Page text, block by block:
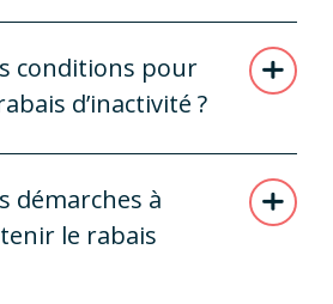
conditions pour
d’inactivité ?
démarches à
le rabais